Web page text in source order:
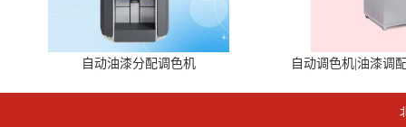
自动油漆分配调色机 自动调色机|油漆调